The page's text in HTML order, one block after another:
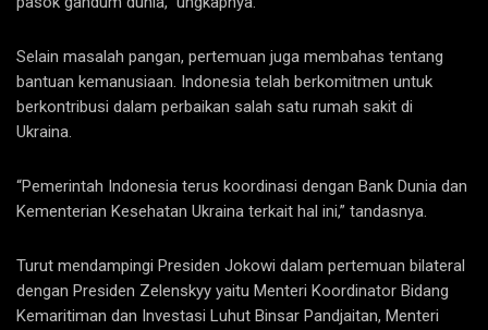
Selain masalah pangan, pertemuan juga membahas tentang
bantuan kemanusiaan. Indonesia telah berkomitmen untuk
berkontribusi dalam perbaikan salah satu rumah sakit di
Ukraina.
“Pemerintah Indonesia terus koordinasi dengan Bank Dunia dan
Kementerian Kesehatan Ukraina terkait hal ini,” tandasnya.
Turut mendampingi Presiden Jokowi dalam pertemuan bilateral
dengan Presiden Zelenskyy yaitu Menteri Koordinator Bidang
Kemaritiman dan Investasi Luhut Binsar Pandjaitan, Menteri